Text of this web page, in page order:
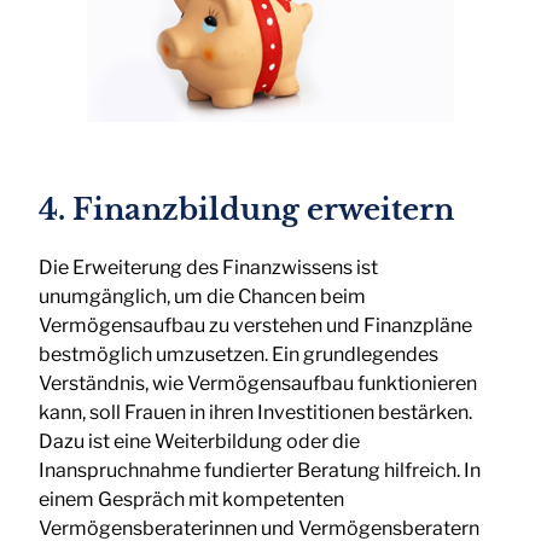
4. Finanzbildung erweitern
Die Erweiterung des Finanzwissens ist
unumgänglich, um die Chancen beim
Vermögensaufbau zu verstehen und Finanzpläne
bestmöglich umzusetzen. Ein grundlegendes
Verständnis, wie Vermögensaufbau funktionieren
kann, soll Frauen in ihren Investitionen bestärken.
Dazu ist eine Weiterbildung oder die
Inanspruchnahme fundierter Beratung hilfreich. In
einem Gespräch mit kompetenten
Vermögensberaterinnen und Vermögensberatern